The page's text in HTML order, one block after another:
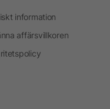
information
affärsvillkoren